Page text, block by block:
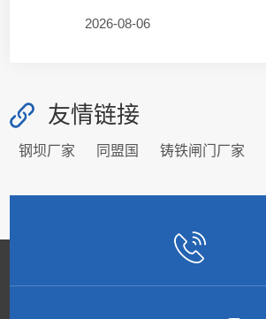
2026-08-06
友情链接
钢坝厂家 同盟国 铸铁闸门厂家